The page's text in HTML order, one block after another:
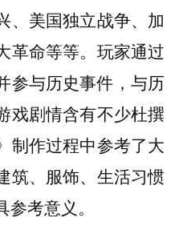
、美国独立战争、加
革命等等。玩家通过
参与历史事件，与历
戏剧情含有不少杜撰
制作过程中参考了大
筑、服饰、生活习惯
考意义。